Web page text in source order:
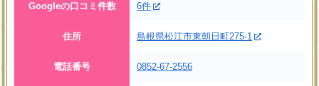
Googleの口コミ件数 6件
住所 島根県松江市東朝日町275-1
電話番号 0852-67-2556